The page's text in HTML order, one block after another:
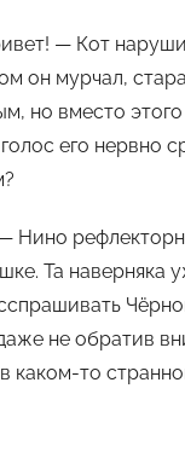
— Кот
он мурчал,
но вместо этого
его нервно
Нино
Та наверняка
не обратив
каком-то